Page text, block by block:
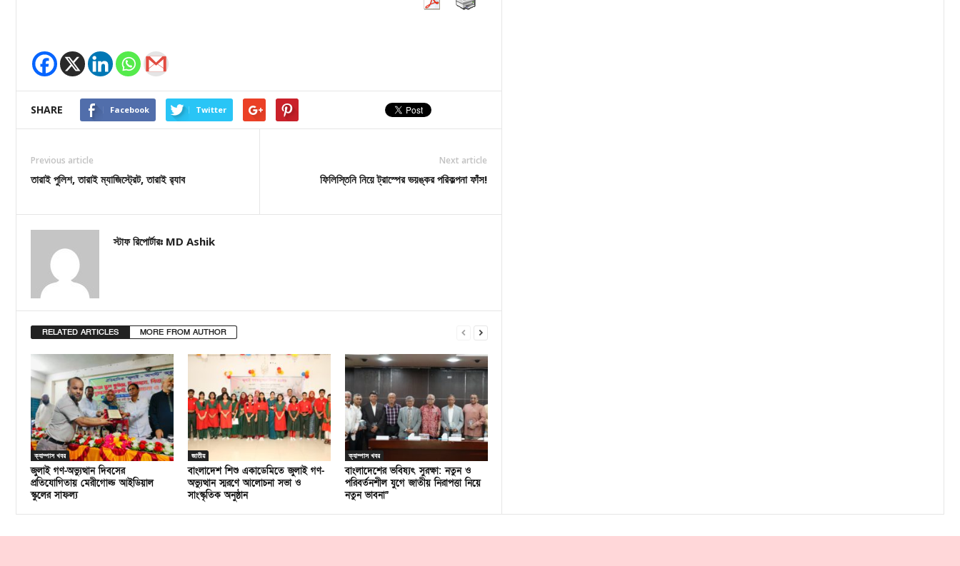
SHARE Facebook Twitter
Previous article
তারাই পুলিশ, তারাই ম্যাজিস্ট্রেট, তারাই র‌্যাব
Next article
ফিলিস্তিনি নিয়ে ট্রাস্পের ভয়ঙ্কর পরিকল্পনা ফাঁস!
স্টাফ রিপোর্টারঃ MD Ashik
RELATED ARTICLES MORE FROM AUTHOR
ক্যাম্পাস খবর
জুলাই গণ-অভ্যুত্থান দিবসের
প্রতিযোগিতায় মেরীগোল্ড আইডিয়াল
স্কুলের সাফল্য
জাতীয়
বাংলাদেশ শিশু একাডেমিতে জুলাই গণ-
অভ্যুত্থান স্মরণে আলোচনা সভা ও
সাংস্কৃতিক অনুষ্ঠান
ক্যাম্পাস খবর
বাংলাদেশের ভবিষ্যৎ সুরক্ষা: নতুন ও
পরিবর্তনশীল যুগে জাতীয় নিরাপত্তা নিয়ে
নতুন ভাবনা”